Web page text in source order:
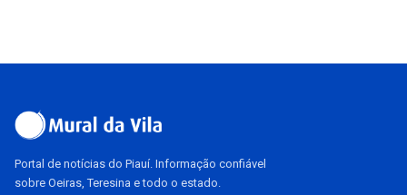
Portal de notícias do Piauí. Informação confiável
sobre Oeiras, Teresina e todo o estado.